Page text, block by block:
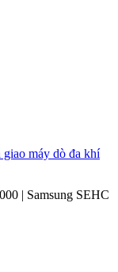
giao máy dò đa khí
| Samsung SEHC